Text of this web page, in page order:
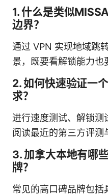
1. 什么是类似
边界？
通过 VPN 实现地域跳
景，既要看解锁能力也
2. 如何快速验证一
求？
进行速度测试、解锁测
阅读最近的第三方评测
3. 加拿大本地有哪
牌？
常见的高口碑品牌包括